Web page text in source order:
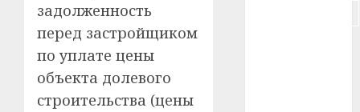
задолженность
перед застройщиком
по уплате цены
объекта долевого
строительства (цены